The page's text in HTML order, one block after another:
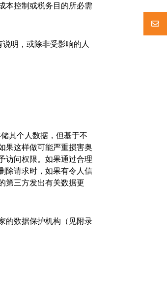
本控制或税务目的所必需
明，或除非受影响的人
其个人数据，但基于不
果这样做可能严重损害奥
访问权限。如果通过合理
除请求时，如果有令人信
第三方发出有关数据更
的数据保护机构（见附录